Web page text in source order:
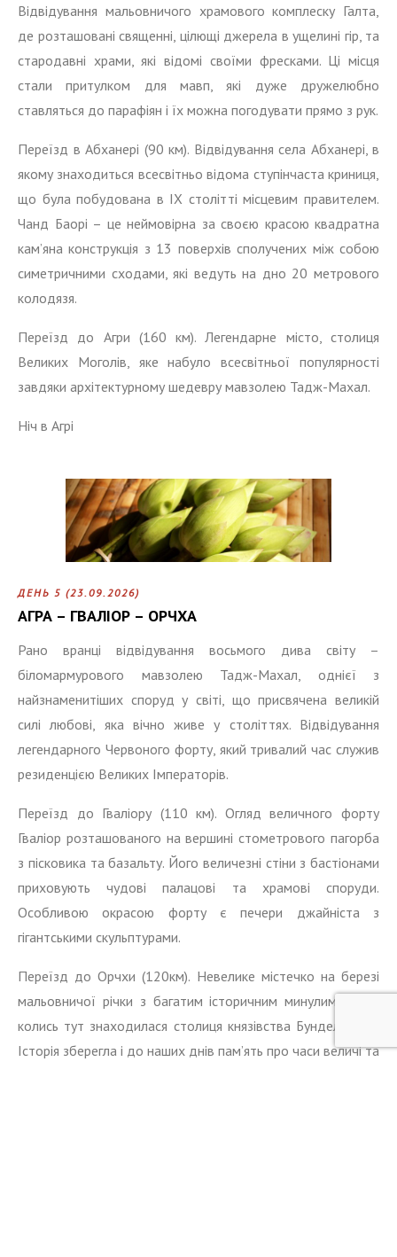
Відвідування мальовничого храмового комплеску Галта,
де розташовані священні, цілющі джерела в ущелині гір, та
стародавні храми, які відомі своїми фресками. Ці місця
стали притулком для мавп, які дуже дружелюбно
ставляться до парафіян і їх можна погодувати прямо з рук.
Переїзд в Абханері (90 км). Відвідування села Абханері, в
якому знаходиться всесвітньо відома ступінчаста криниця,
що була побудована в IX столітті місцевим правителем.
Чанд Баорі – це неймовірна за своєю красою квадратна
кам’яна конструкція з 13 поверхів сполучених між собою
симетричними сходами, які ведуть на дно 20 метрового
колодязя.
Переїзд до Агри (160 км). Легендарне місто, столиця
Великих Моголів, яке набуло всесвітньої популярності
завдяки архітектурному шедевру мавзолею Тадж-Махал.
Ніч в Агрі
ДЕНЬ 5 (23.09.2026)
АГРА – ГВАЛІОР – ОРЧХА
Рано вранці відвідування восьмого дива світу –
біломармурового мавзолею Тадж-Махал, однієї з
найзнаменитіших споруд у світі, що присвячена великій
силі любові, яка вічно живе у століттях. Відвідування
легендарного Червоного форту, який тривалий час служив
резиденцією Великих Імператорів.
Переїзд до Гваліору (110 км). Огляд величного форту
Гваліор розташованого на вершині стометрового пагорба
з пісковика та базальту. Його величезні стіни з бастіонами
приховують чудові палацові та храмові споруди.
Особливою окрасою форту є печери джайніста з
гігантськими скульптурами.
Переїзд до Орчхи (120км). Невелике містечко на березі
мальовничої річки з багатим історичним минулим. Адже
колись тут знаходилася столиця князівства Бунделкханд.
Історія зберегла і до наших днів пам’ять про часи величі та